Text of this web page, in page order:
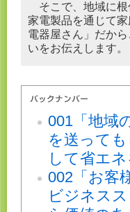
そこで、地域に根
家電製品を通じて
電器屋さん」だか
いをお伝えします。
001「地域
を送って
して省エネ
002「お客
ビジネス